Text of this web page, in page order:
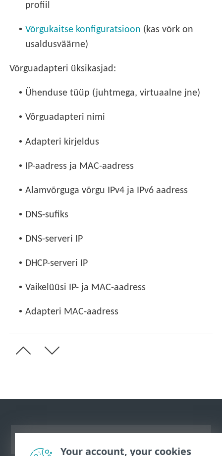
profiil
• Võrgukaitse konfiguratsioon (kas võrk on
usaldusväärne)
Võrguadapteri üksikasjad:
• Ühenduse tüüp (juhtmega, virtuaalne jne)
• Võrguadapteri nimi
• Adapteri kirjeldus
• IP-aadress ja MAC-aadress
• Alamvõrguga võrgu IPv4 ja IPv6 aadress
• DNS-sufiks
• DNS-serveri IP
• DHCP-serveri IP
• Vaikelüüsi IP- ja MAC-aadress
• Adapteri MAC-aadress
Your account, your cookies